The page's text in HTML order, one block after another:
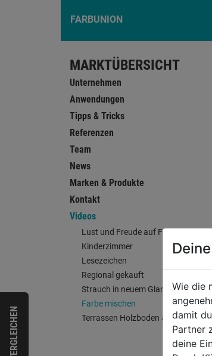
VERGLEICHEN
FARBUNION
MARKTÜBERSICHT
Unternehmen
Anwendungen
Tipps & Tricks
Referenzen
Team
News
Marken & Produkte
Kontakt
Videos
Lust und Freude auf Farbe
Kinderzimmer
Lesezeichen
Regional gekauft
Strauch in neuem Glanz
Farbe mischen
Terrassen Holzboden auffrischen
Wie die
damit
Partner
deine